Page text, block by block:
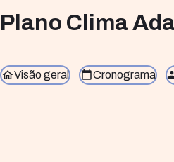
Plano Clima
Visão geral Cronograma